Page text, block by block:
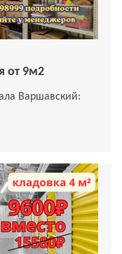
от 9м2
Варшавский: